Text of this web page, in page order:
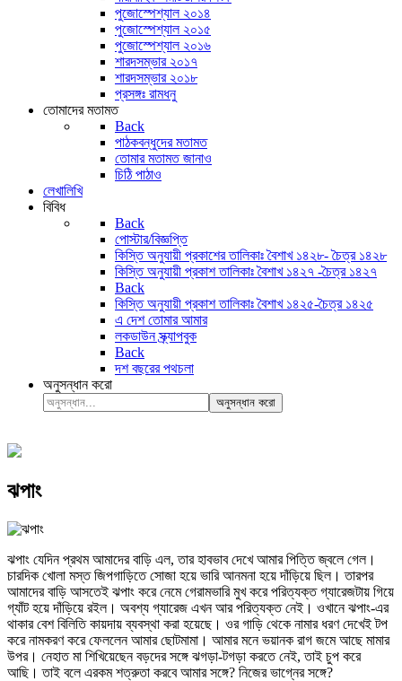
পুজোস্পেশ্যাল ২০১৪
পুজোস্পেশ্যাল ২০১৫
পুজোস্পেশ্যাল ২০১৬
শারদসম্ভার ২০১৭
শারদসম্ভার ২০১৮
প্রসঙ্গঃ রামধনু
তোমাদের মতামত
Back
পাঠকবন্ধুদের মতামত
তোমার মতামত জানাও
চিঠি পাঠাও
লেখালিখি
বিবিধ
Back
পোস্টার/বিজ্ঞপ্তি
কিস্তি অনুযায়ী প্রকাশের তালিকাঃ বৈশাখ ১৪২৮- চৈত্র ১৪২৮
কিস্তি অনুযায়ী প্রকাশ তালিকাঃ বৈশাখ ১৪২৭ -চৈত্র ১৪২৭
Back
কিস্তি অনুযায়ী প্রকাশ তালিকাঃ বৈশাখ ১৪২৫-চৈত্র ১৪২৫
এ দেশ তোমার আমার
লকডাউন স্ক্র্যাপবুক
Back
দশ বছরের পথচলা
অনুসন্ধান করো
অনুসন্ধান করো
ঝপাং
ঝপাং যেদিন প্রথম আমাদের বাড়ি এল, তার হাবভাব দেখে আমার পিত্তি জ্বলে গেল।
চারদিক খোলা মস্ত জিপগাড়িতে সোজা হয়ে ভারি আনমনা হয়ে দাঁড়িয়ে ছিল। তারপর
আমাদের বাড়ি আসতেই ঝপাং করে নেমে গেরামভারি মুখ করে পরিত্যক্ত গ্যারেজটায় গিয়ে
গ্যাঁট হয়ে দাঁড়িয়ে রইল। অবশ্য গ্যারেজ এখন আর পরিত্যক্ত নেই। ওখানে ঝপাং-এর
থাকার বেশ বিলিতি কায়দায় ব্যবস্থা করা হয়েছে। ওর গাড়ি থেকে নামার ধরণ দেখেই টপ
করে নামকরণ করে ফেললেন আমার ছোটমামা। আমার মনে ভয়ানক রাগ জমে আছে মামার
উপর। নেহাত মা শিখিয়েছেন বড়দের সঙ্গে ঝগড়া-টগড়া করতে নেই, তাই চুপ করে
আছি। তাই বলে এরকম শত্রুতা করবে আমার সঙ্গে? নিজের ভাগ্নের সঙ্গে?